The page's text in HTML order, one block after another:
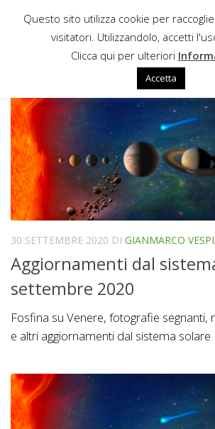
Sotto il contenuto
SPAZIO PROFONDO
30 SETTEMBRE 2020 DI GIANMARCO
Aggiornamenti dal
settembre 2020
Fosfina su Venere, fotografie segnanti,
e altri aggiornamenti dal sistema solare
Questo sito utilizza cookie per
visitatori. Utilizzandolo, accetti
Clicca qui per ulteriori
Accetta